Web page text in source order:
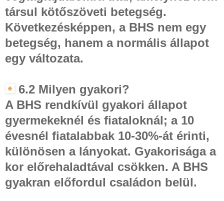
társul kötőszöveti betegség.
Következésképpen, a BHS nem egy
betegség, hanem a normális állapot
egy változata.
6.2 Milyen gyakori?
A BHS rendkívül gyakori állapot
gyermekeknél és fiataloknál; a 10
évesnél fiatalabbak 10-30%-át érinti,
különösen a lányokat. Gyakorisága a
kor előrehaladtával csökken. A BHS
gyakran előfordul családon belül.